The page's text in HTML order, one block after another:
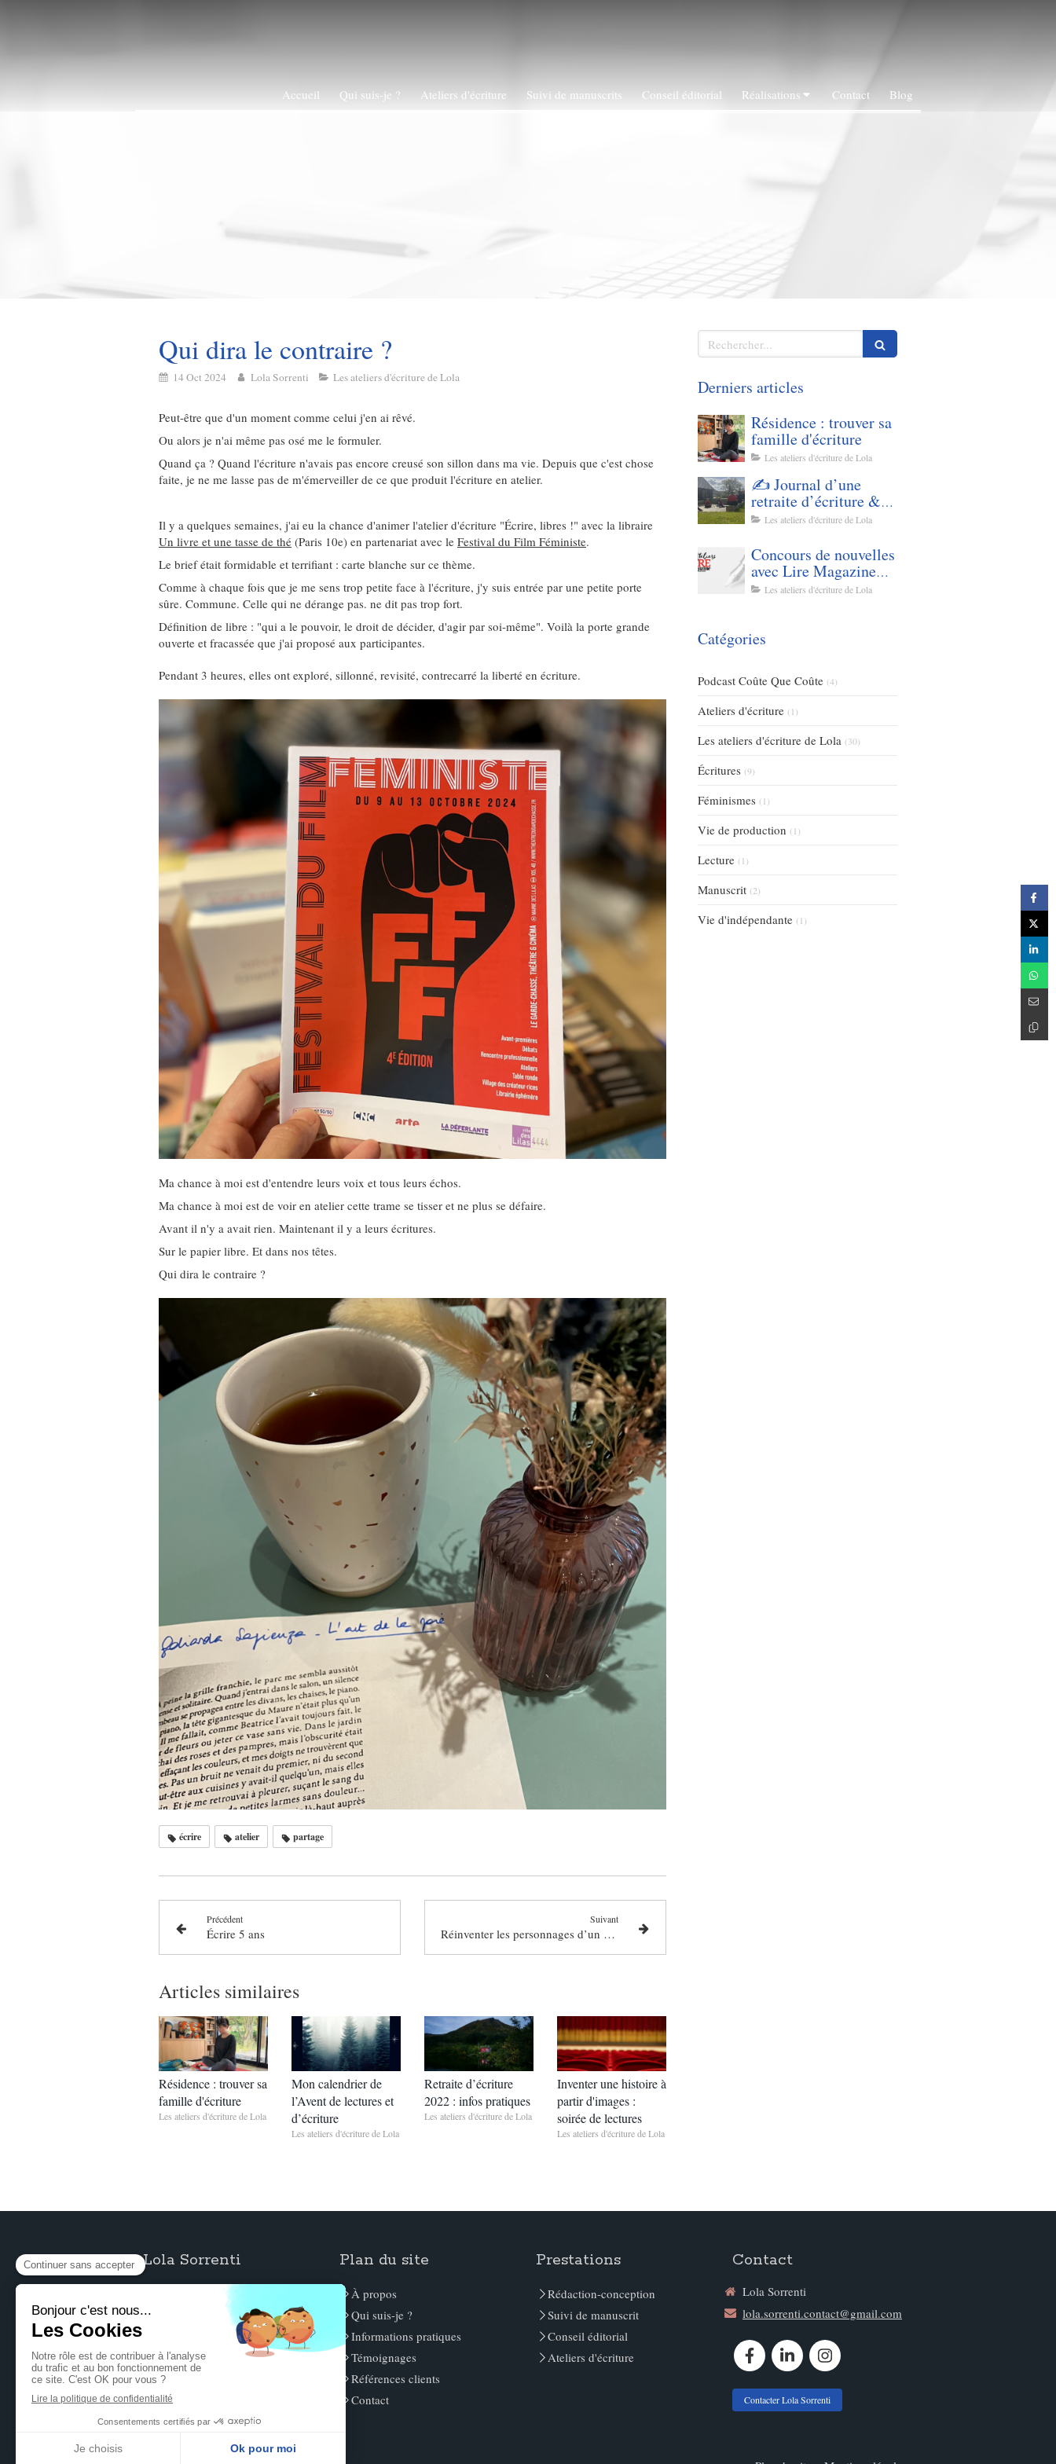
Accueil Qui suis-je ? Ateliers d'écriture Suivi de manuscrits Conseil éditorial Réalisations Contact Blog
Qui dira le contraire ?
14 Oct 2024 Lola Sorrenti Les ateliers d'écriture de Lola
Peut-être que d'un moment comme celui j'en ai rêvé.
Ou alors je n'ai même pas osé me le formuler.
Quand ça ? Quand l'écriture n'avais pas encore creusé son sillon dans ma vie. Depuis que c'est chose
faite, je ne me lasse pas de m'émerveiller de ce que produit l'écriture en atelier.
Il y a quelques semaines, j'ai eu la chance d'animer l'atelier d'écriture "Écrire, libres !" avec la libraire
Un livre et une tasse de thé (Paris 10e) en partenariat avec le Festival du Film Féministe.
Le brief était formidable et terrifiant : carte blanche sur ce thème.
Comme à chaque fois que je me sens trop petite face à l'écriture, j'y suis entrée par une petite porte
sûre. Commune. Celle qui ne dérange pas. ne dit pas trop fort.
Définition de libre : "qui a le pouvoir, le droit de décider, d'agir par soi-même". Voilà la porte grande
ouverte et fracassée que j'ai proposé aux participantes.
Pendant 3 heures, elles ont exploré, sillonné, revisité, contrecarré la liberté en écriture.
Ma chance à moi est d'entendre leurs voix et tous leurs échos.
Ma chance à moi est de voir en atelier cette trame se tisser et ne plus se défaire.
Avant il n'y a avait rien. Maintenant il y a leurs écritures.
Sur le papier libre. Et dans nos têtes.
Qui dira le contraire ?
écrire atelier partage
Précédent
Écrire 5 ans
Suivant
Réinventer les personnages d’un roman, ça ne se fait pas ?
Articles similaires
Résidence : trouver sa
famille d'écriture
Les ateliers d'écriture de Lola
Mon calendrier de
l’Avent de lectures et
d’écriture
Les ateliers d'écriture de Lola
Retraite d’écriture
2022 : infos pratiques
Les ateliers d'écriture de Lola
Inventer une histoire à
partir d'images :
soirée de lectures
Les ateliers d'écriture de Lola
Rechercher
Derniers articles
Résidence : trouver sa
famille d'écriture
Les ateliers d'écriture de Lola
✍️ Journal d’une
retraite d’écriture &
de yoga - Mars 2026
Les ateliers d'écriture de Lola
Concours de nouvelles
avec Lire Magazine
Littéraire
Les ateliers d'écriture de Lola
Catégories
Podcast Coûte Que Coûte (4)
Ateliers d'écriture (1)
Les ateliers d'écriture de Lola (30)
Écritures (9)
Féminismes (1)
Vie de production (1)
Lecture (1)
Manuscrit (2)
Vie d'indépendante (1)
Lola Sorrenti
Conseil éditorial à Paris 10.
Plan du site
À propos
Qui suis-je ?
Informations pratiques
Témoignages
Références clients
Contact
Prestations
Rédaction-conception
Suivi de manuscrit
Conseil éditorial
Ateliers d'écriture
Contact
Lola Sorrenti
lola.sorrenti.contact@gmail.com
Contacter Lola Sorrenti
©2020 Lola Sorrenti - Conseil éditorial